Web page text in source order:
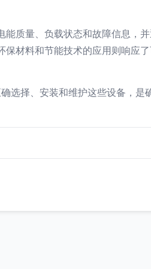
质量、负载状态和故障信息，
材料和节能技术的应用则响应
选择、安装和维护这些设备，是